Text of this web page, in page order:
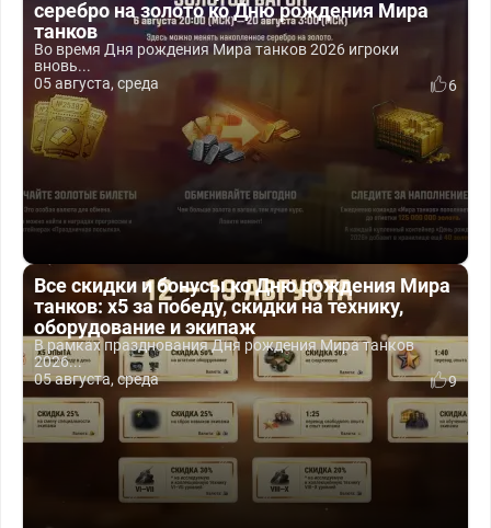
серебро на золото ко Дню рождения Мира
танков
Во время Дня рождения Мира танков 2026 игроки
вновь...
05 августа, среда
6
Все скидки и бонусы ко Дню рождения Мира
танков: x5 за победу, скидки на технику,
оборудование и экипаж
В рамках празднования Дня рождения Мира танков
2026...
05 августа, среда
9